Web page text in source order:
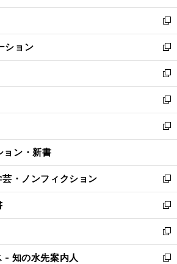
開
く
ウ
で
開
く
し
い
ウ
ィ
ン
ド
ウ
で
開
く
新
し
い
ウ
ィ
ン
ド
ウ
で
開
ション
新
し
い
ウ
ィ
ン
ド
ウ
開
く
新
し
い
ウ
ィ
ン
ウ
で
開
く
新
し
い
ウ
ン
ド
ウ
で
開
く
新
し
ウ
ィ
ン
ド
ウ
で
開
く
ョン・新書
・ノンフィクション
新
し
い
ウ
ィ
ン
ド
新
し
い
ウ
ィ
新
し
い
- 知の水先案内人
新